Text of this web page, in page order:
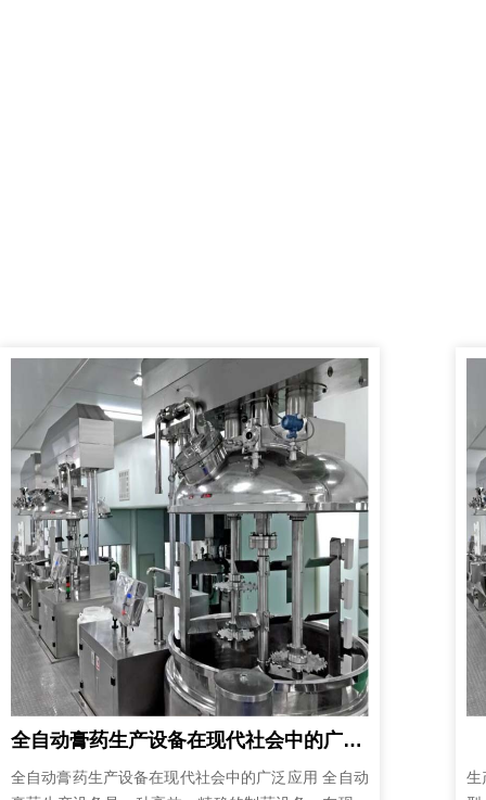
全自动膏药生产设备在现代社会中的广泛应用
全自动膏药生产设备在现代社会中的广泛应用 全自动
生